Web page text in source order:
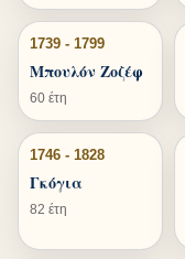
1739 - 1799
Μπουλόν Ζοζέφ
60 έτη
1746 - 1828
Γκόγια
82 έτη